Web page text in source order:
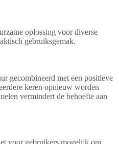
oplossing voor diverse
gebruiksgemak.
gecombineerd met een positieve
keren opnieuw worden
vermindert de behoefte aan
voor gebruikers mogelijk om